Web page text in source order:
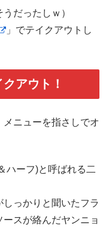
だったしｗ）
」でテイクアウトし
アウト！
メニューを指さしでオ
ハーフ)と呼ばれる二
っかりと聞いたフラ
スが絡んだヤンニョ